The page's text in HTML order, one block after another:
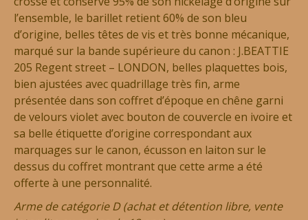
l’ensemble, le barillet retient 60% de son bleu
d’origine, belles têtes de vis et très bonne mécanique,
marqué sur la bande supérieure du canon : J.BEATTIE
205 Regent street – LONDON, belles plaquettes bois,
bien ajustées avec quadrillage très fin, arme
présentée dans son coffret d’époque en chêne garni
de velours violet avec bouton de couvercle en ivoire et
sa belle étiquette d’origine correspondant aux
marquages sur le canon, écusson en laiton sur le
dessus du coffret montrant que cette arme a été
offerte à une personnalité.
Arme de catégorie D (achat et détention libre, vente